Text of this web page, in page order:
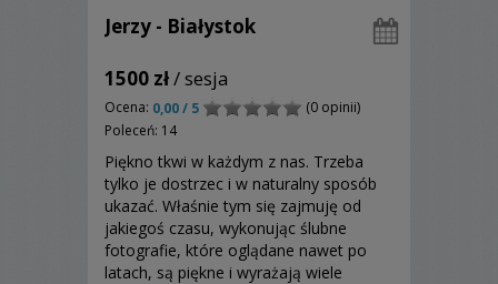
Jerzy - Białystok
1500 zł/ sesja
Ocena: 0,00 / 5
(0 opinii)
Poleceń: 14
Piękno tkwi w każdym z nas. Trzeba
tylko je dostrzec i w naturalny sposób
ukazać. Właśnie tym się zajmuję od
jakiegoś czasu, wykonując ślubne
fotografie, które oglądane nawet po
latach, są piękne i wyrażają wiele